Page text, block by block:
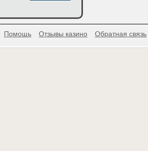
Помощь Отзывы казино Обратная связь